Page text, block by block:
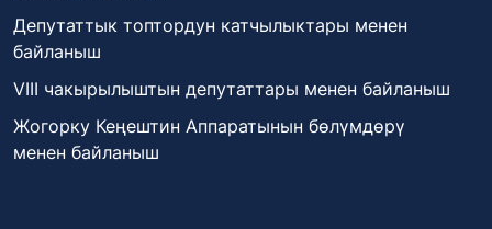
Депутаттык топтордун катчылыктары менен
байланыш
VIII чакырылыштын депутаттары менен байланыш
Жогорку Кеңештин Аппаратынын бөлүмдөрү
менен байланыш